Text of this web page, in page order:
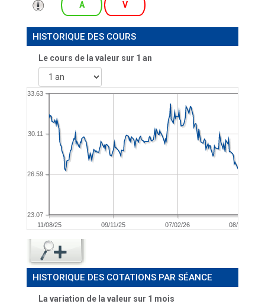
A V
HISTORIQUE DES COURS
Le cours de la valeur sur 1 an
11/08/25 09/11/25 07/02/26 08/05/26
23.07
26.59
30.11
33.63
HISTORIQUE DES COTATIONS PAR SÉANCE
La variation de la valeur sur 1 mois